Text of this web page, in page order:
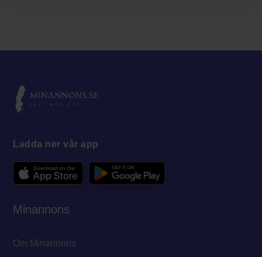
Ladda ner vår app
Minannons
Om Minannons